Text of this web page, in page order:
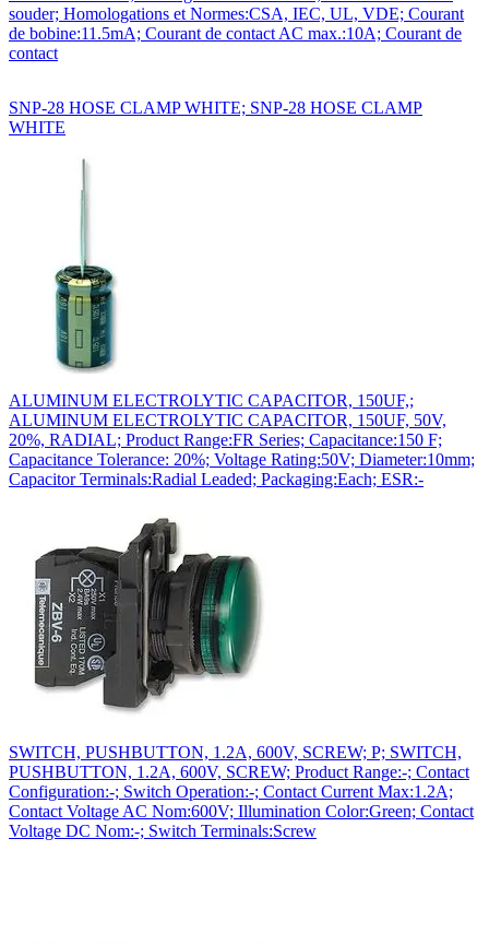
souder; Homologations et Normes:CSA, IEC, UL, VDE; Courant
de bobine:11.5mA; Courant de contact AC max.:10A; Courant de
contact
SNP-28 HOSE CLAMP WHITE; SNP-28 HOSE CLAMP
WHITE
ALUMINUM ELECTROLYTIC CAPACITOR, 150UF,;
ALUMINUM ELECTROLYTIC CAPACITOR, 150UF, 50V,
20%, RADIAL; Product Range:FR Series; Capacitance:150 F;
Capacitance Tolerance: 20%; Voltage Rating:50V; Diameter:10mm;
Capacitor Terminals:Radial Leaded; Packaging:Each; ESR:-
SWITCH, PUSHBUTTON, 1.2A, 600V, SCREW; P; SWITCH,
PUSHBUTTON, 1.2A, 600V, SCREW; Product Range:-; Contact
Configuration:-; Switch Operation:-; Contact Current Max:1.2A;
Contact Voltage AC Nom:600V; Illumination Color:Green; Contact
Voltage DC Nom:-; Switch Terminals:Screw